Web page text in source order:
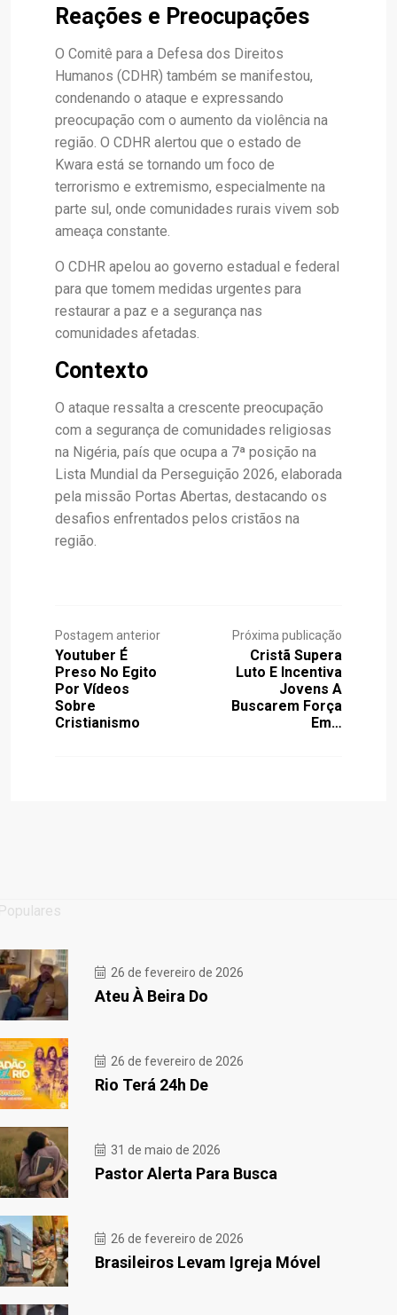
Reações e Preocupações
O Comitê para a Defesa dos Direitos
Humanos (CDHR) também se manifestou,
condenando o ataque e expressando
preocupação com o aumento da violência na
região. O CDHR alertou que o estado de
Kwara está se tornando um foco de
terrorismo e extremismo, especialmente na
parte sul, onde comunidades rurais vivem sob
ameaça constante.
O CDHR apelou ao governo estadual e federal
para que tomem medidas urgentes para
restaurar a paz e a segurança nas
comunidades afetadas.
Contexto
O ataque ressalta a crescente preocupação
com a segurança de comunidades religiosas
na Nigéria, país que ocupa a 7ª posição na
Lista Mundial da Perseguição 2026, elaborada
pela missão Portas Abertas, destacando os
desafios enfrentados pelos cristãos na
região.
Postagem anterior
Youtuber É
Preso No Egito
Por Vídeos
Sobre
Cristianismo
Próxima publicação
Cristã Supera
Luto E Incentiva
Jovens A
Buscarem Força
Em…
26 de fevereiro de 2026
Ateu À Beira Do
26 de fevereiro de 2026
Rio Terá 24h De
31 de maio de 2026
Pastor Alerta Para Busca
26 de fevereiro de 2026
Brasileiros Levam Igreja Móvel